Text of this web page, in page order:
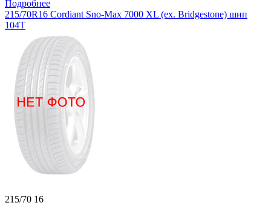
Подробнее
215/70R16 Cordiant Sno-Max 7000 XL (ex. Bridgestone) шип
104T
215/70 16